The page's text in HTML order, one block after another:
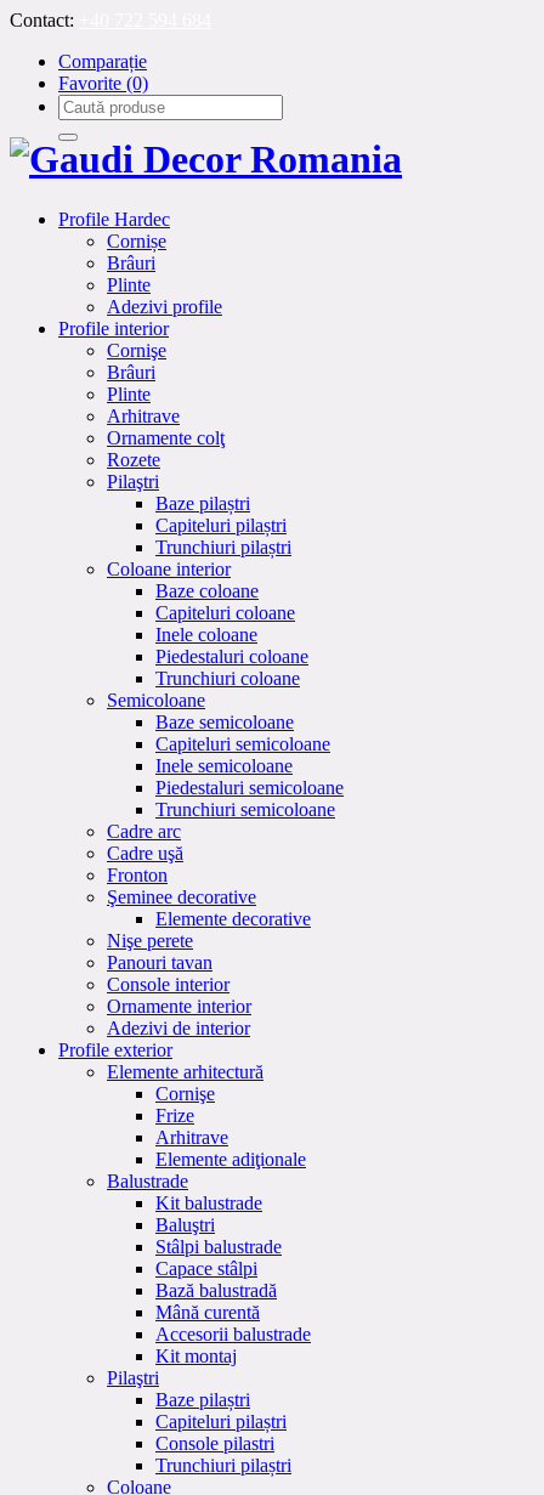
Contact:
Comparație
Favorite (0)
Profile Hardec
Cornișe
Brâuri
Plinte
Adezivi profile
Profile interior
Cornişe
Brâuri
Plinte
Arhitrave
Ornamente colţ
Rozete
Pilaştri
Baze pilaștri
Capiteluri pilaștri
Trunchiuri pilaștri
Coloane interior
Baze coloane
Capiteluri coloane
Inele coloane
Piedestaluri coloane
Trunchiuri coloane
Semicoloane
Baze semicoloane
Capiteluri semicoloane
Inele semicoloane
Piedestaluri semicoloane
Trunchiuri semicoloane
Cadre arc
Cadre uşă
Fronton
Şeminee decorative
Elemente decorative
Nişe perete
Panouri tavan
Console interior
Ornamente interior
Adezivi de interior
Profile exterior
Elemente arhitectură
Cornişe
Frize
Arhitrave
Elemente adiţionale
Balustrade
Kit balustrade
Baluştri
Stâlpi balustrade
Capace stâlpi
Bază balustradă
Mână curentă
Accesorii balustrade
Kit montaj
Pilaştri
Baze pilaștri
Capiteluri pilaștri
Console pilastri
Trunchiuri pilaștri
Coloane